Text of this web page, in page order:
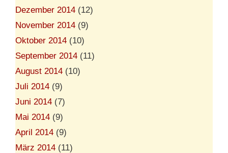
Dezember 2014 (12)
November 2014 (9)
Oktober 2014 (10)
September 2014 (11)
August 2014 (10)
Juli 2014 (9)
Juni 2014 (7)
Mai 2014 (9)
April 2014 (9)
März 2014 (11)